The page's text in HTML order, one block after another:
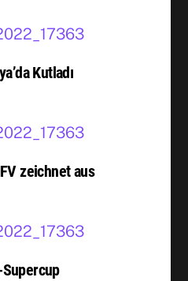
Kutladı
zeichnet aus
Supercup